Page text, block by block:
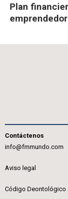
Plan
Contáctenos
info@fmmundo.com
Aviso legal
Código Deontológico